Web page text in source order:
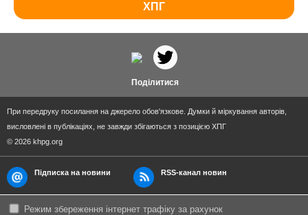
ХПГ
Поділитися
При передруку посилання на джерело обов'язкове. Думки й міркування авторів,
висловлені в публікаціях, не завжди збігаються з позицією ХПГ
© 2026 khpg.org
Підписка на новини RSS-канал новин
Режим збереження інтернет трафіку за рахунок